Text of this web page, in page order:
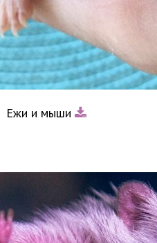
Ежи и мыши